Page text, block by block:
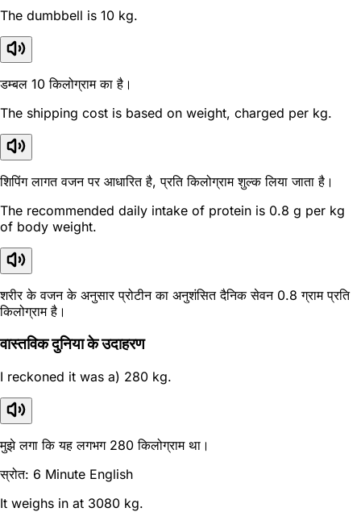
The dumbbell is 10 kg.
डम्बल 10 किलोग्राम का है।
The shipping cost is based on weight, charged per kg.
शिपिंग लागत वजन पर आधारित है, प्रति किलोग्राम शुल्क लिया जाता है।
The recommended daily intake of protein is 0.8 g per kg
of body weight.
शरीर के वजन के अनुसार प्रोटीन का अनुशंसित दैनिक सेवन 0.8 ग्राम प्रति
किलोग्राम है।
वास्तविक दुनिया के उदाहरण
I reckoned it was a) 280 kg.
मुझे लगा कि यह लगभग 280 किलोग्राम था।
स्रोत: 6 Minute English
It weighs in at 3080 kg.